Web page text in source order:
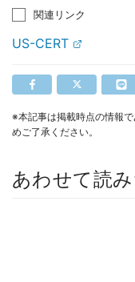
関連リンク
US-CERT
※本記事は掲載時点の情報
めご了承ください。
あわせて読